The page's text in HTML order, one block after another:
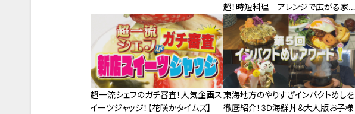
超！時短料理 アレンジで広がる家
庭の味
超一流シェフのガチ審査！人気企画ス
イーツジャッジ！【花咲かタイムズ】
東海地方のやりすぎインパクトめしを
徹底紹介！3D海鮮丼＆大人版お子様